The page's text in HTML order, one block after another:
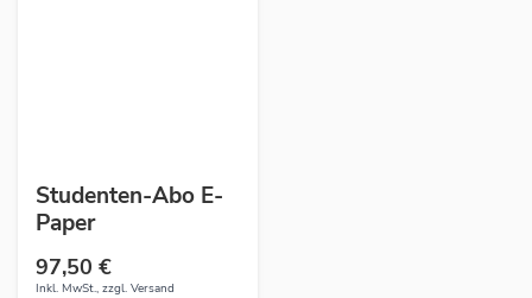
Studenten-Abo E-
Paper
97,50 €
Inkl. MwSt., zzgl. Versand